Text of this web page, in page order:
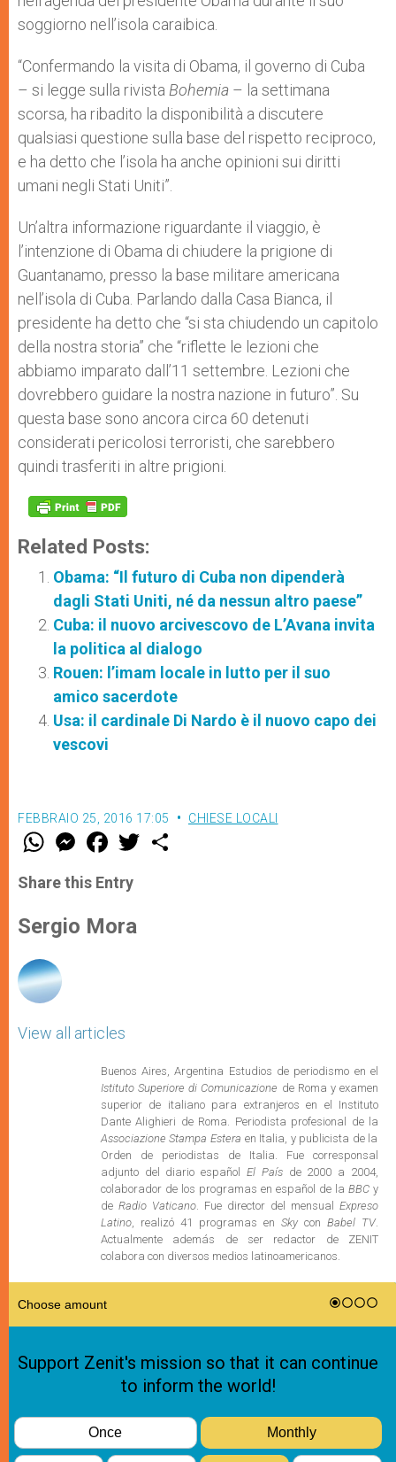
soggiorno nell’isola caraibica.
“Confermando la visita di Obama, il governo di Cuba
– si legge sulla rivista Bohemia – la settimana
scorsa, ha ribadito la disponibilità a discutere
qualsiasi questione sulla base del rispetto reciproco,
e ha detto che l’isola ha anche opinioni sui diritti
umani negli Stati Uniti”.
Un’altra informazione riguardante il viaggio, è
l’intenzione di Obama di chiudere la prigione di
Guantanamo, presso la base militare americana
nell’isola di Cuba. Parlando dalla Casa Bianca, il
presidente ha detto che “si sta chiudendo un capitolo
della nostra storia” che “riflette le lezioni che
abbiamo imparato dall’11 settembre. Lezioni che
dovrebbero guidare la nostra nazione in futuro”. Su
questa base sono ancora circa 60 detenuti
considerati pericolosi terroristi, che sarebbero
quindi trasferiti in altre prigioni.
Related Posts:
Obama: “Il futuro di Cuba non dipenderà
dagli Stati Uniti, né da nessun altro paese”
Cuba: il nuovo arcivescovo de L’Avana invita
la politica al dialogo
Rouen: l’imam locale in lutto per il suo
amico sacerdote
Usa: il cardinale Di Nardo è il nuovo capo dei
vescovi
FEBBRAIO 25, 2016 17:05 CHIESE LOCALI
W
t
s
p
p
M
e
s
e
g
e
F
a
e
b
o
k
w
Share this Entry
Sergio Mora
View all articles
Buenos Aires, Argentina Estudios de periodismo en el
Istituto Superiore di Comunicazione de Roma y examen
superior de italiano para extranjeros en el Instituto
Dante Alighieri de Roma. Periodista profesional de la
Associazione Stampa Estera en Italia, y publicista de la
Orden de periodistas de Italia. Fue corresponsal
adjunto del diario españolEl Paísde 2000 a 2004,
colaborador de los programas en español de la BBCy
de Radio Vaticano. Fue director del mensualExpreso
Latino, realizó 41 programas en Skycon Babel TV.
Actualmente además de ser redactor de ZENIT
colabora con diversos medios latinoamericanos.